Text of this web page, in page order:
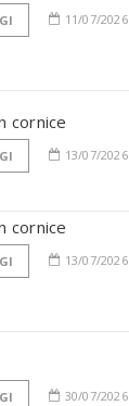
11/07/2026
cornice
13/07/2026
cornice
13/07/2026
30/07/2026